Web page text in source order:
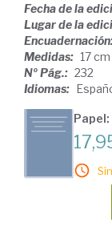
Fecha de la
Lugar de la
Medidas: 17 cm
Nº Pág.: 232
Idiomas: